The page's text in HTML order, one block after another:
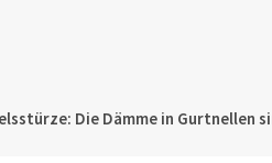
Die Dämme in Gurtnellen